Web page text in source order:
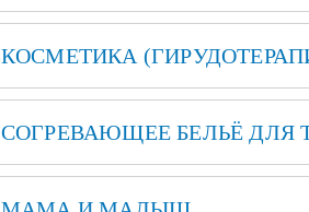
КОСМЕТИКА
СОГРЕВАЮЩЕЕ БЕЛЬЁ ДЛЯ